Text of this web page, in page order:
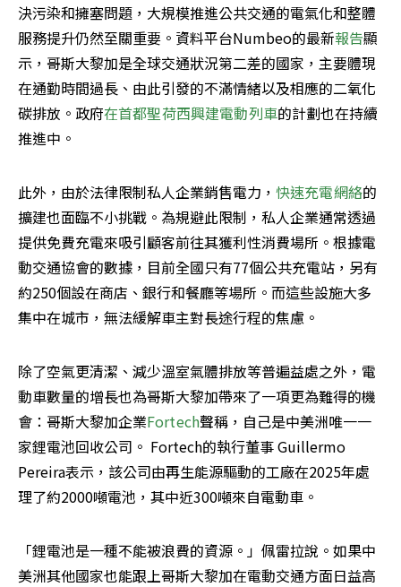
決污染和擁塞問題，大規模推進公共交通的電氣化和整體
服務提升仍然至關重要。資料平台Numbeo的最新報告顯
示，哥斯大黎加是全球交通狀況第二差的國家，主要體現
在通勤時間過長、由此引發的不滿情緒以及相應的二氧化
碳排放。政府在首都聖荷西興建電動列車的計劃也在持續
推進中。
此外，由於法律限制私人企業銷售電力， 快速充電網絡的
擴建也面臨不小挑戰。為規避此限制，私人企業通常透過
提供免費充電來吸引顧客前往其獲利性消費場所。根據電
動交通協會的數據，目前全國只有77個公共充電站，另有
約250個設在商店、銀行和餐廳等場所。而這些設施大多
集中在城市，無法緩解車主對長途行程的焦慮。
除了空氣更清潔、減少溫室氣體排放等普遍益處之外，電
動車數量的增長也為哥斯大黎加帶來了一項更為難得的機
會：哥斯大黎加企業Fortech聲稱，自己是中美洲唯一一
家鋰電池回收公司。 Fortech的執行董事 Guillermo
Pereira表示，該公司由再生能源驅動的工廠在2025年處
理了約2000噸電池，其中近300噸來自電動車。
「鋰電池是一種不能被浪費的資源。」佩雷拉說。如果中
美洲其他國家也能跟上哥斯大黎加在電動交通方面日益高